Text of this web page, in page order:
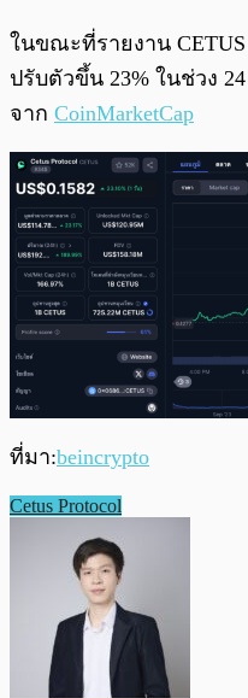
ในขณะที่รายงาน
ปรับตัวขึ้น 23% ในช่วง
จาก CoinMarketCap
ที่มา:beincrypto
Cetus Protocol